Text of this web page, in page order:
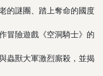
的謎團、踏上奪命的國度
冒險遊戲《空洞騎士》的
蟲獸大軍激烈廝殺，並揭